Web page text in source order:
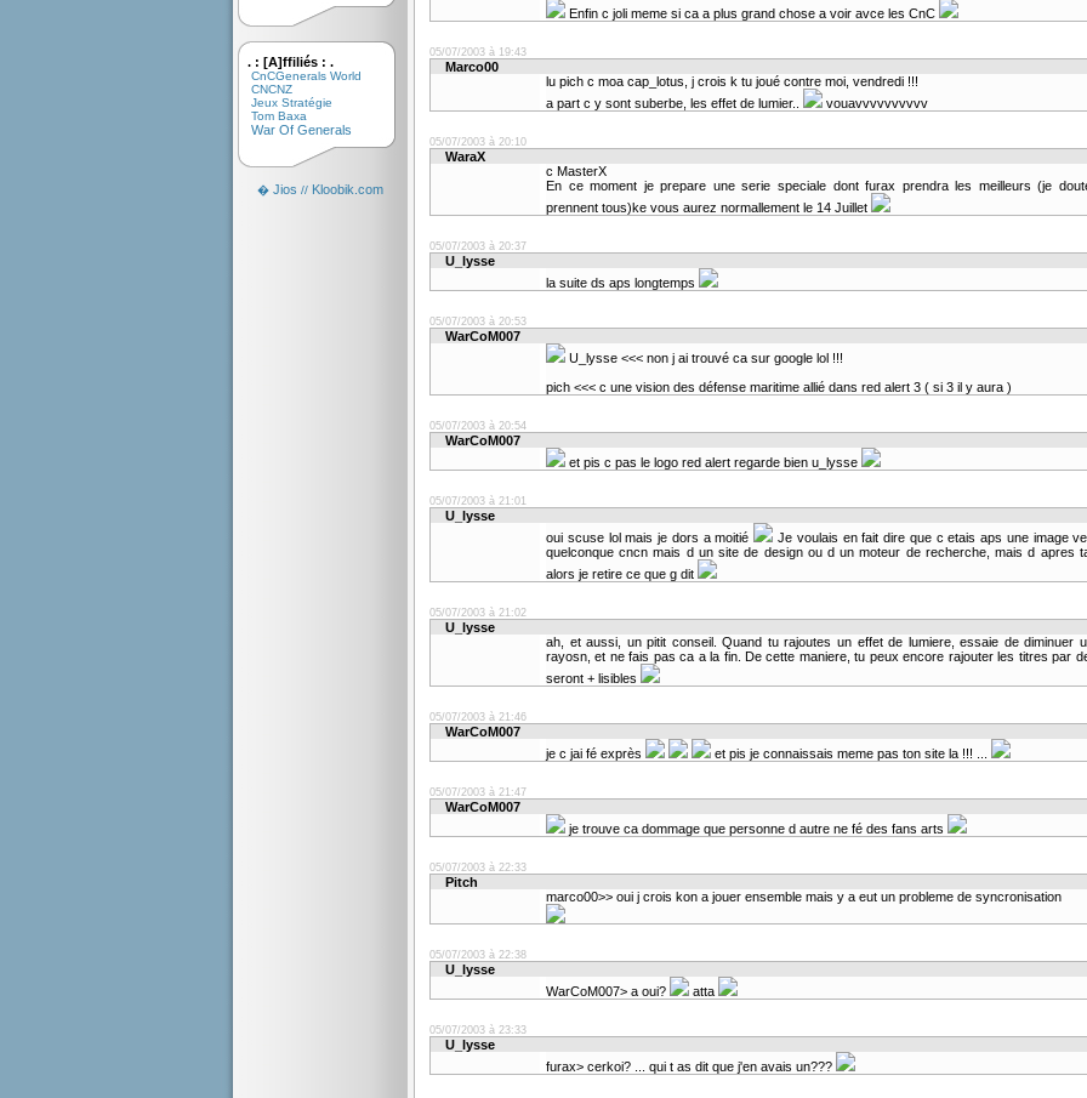
. : [A]ffiliés : .
CnCGenerals World
CNCNZ
Jeux Stratégie
Tom Baxa
War Of Generals
� Jios // Kloobik.com
Enfin c joli meme si ca a plus grand chose a voir avce les CnC
05/07/2003 à 19:43
Marco00
lu pich c moa cap_lotus, j crois k tu joué contre moi, vendredi !!!
a part c y sont suberbe, les effet de lumier..
vouavvvvvvvvvv
05/07/2003 à 20:10
WaraX
c MasterX
En ce moment je prepare une serie speciale dont furax prendra les meilleurs (je
prennent tous)ke vous aurez normallement le 14 Juillet
05/07/2003 à 20:37
U_lysse
la suite ds aps longtemps
05/07/2003 à 20:53
WarCoM007
U_lysse <<< non j ai trouvé ca sur google lol !!!
pich <<< c une vision des défense maritime allié dans red alert 3 ( si 3 il y aura )
05/07/2003 à 20:54
WarCoM007
et pis c pas le logo red alert regarde bien u_lysse
05/07/2003 à 21:01
U_lysse
oui scuse lol mais je dors a moitié
Je voulais en fait dire que c etais aps une image
quelconque cncn mais d un site de design ou d un moteur de recherche, mais d apres
alors je retire ce que g dit
05/07/2003 à 21:02
U_lysse
ah, et aussi, un pitit conseil. Quand tu rajoutes un effet de lumiere, essaie de diminuer
rayosn, et ne fais pas ca a la fin. De cette maniere, tu peux encore rajouter les titres par
seront + lisibles
05/07/2003 à 21:46
WarCoM007
je c jai fé exprès
et pis je connaissais meme pas ton site la !!! ...
05/07/2003 à 21:47
WarCoM007
je trouve ca dommage que personne d autre ne fé des fans arts
05/07/2003 à 22:33
Pitch
marco00>> oui j crois kon a jouer ensemble mais y a eut un probleme de syncronisation
05/07/2003 à 22:38
U_lysse
WarCoM007> a oui?
atta
05/07/2003 à 23:33
U_lysse
furax> cerkoi? ... qui t as dit que j'en avais un???